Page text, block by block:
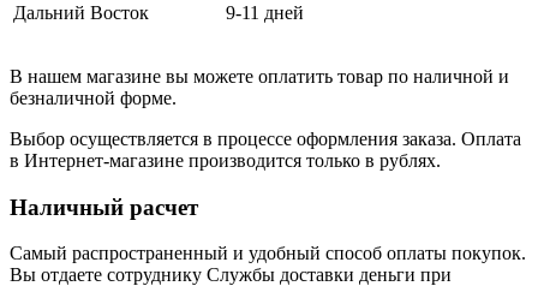
Дальний Восток 9-11 дней
В нашем магазине вы можете оплатить товар по наличной и
безналичной форме.
Выбор осуществляется в процессе оформления заказа. Оплата
в Интернет-магазине производится только в рублях.
Наличный расчет
Самый распространенный и удобный способ оплаты покупок.
Вы отдаете сотруднику Службы доставки деньги при